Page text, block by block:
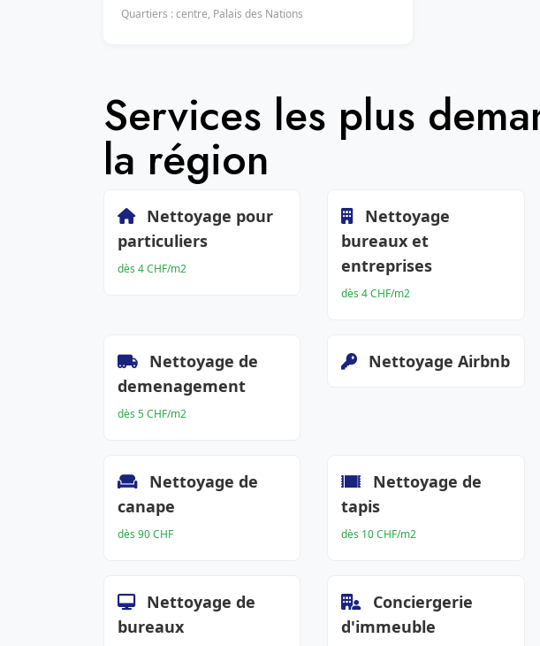
Quartiers : centre, Palais des Nations
Services les plus
la région
Nettoyage pour
particuliers
dès 4 CHF/m2
Nettoyage
bureaux et
entreprises
dès 4 CHF/m2
Nettoyage de
demenagement
dès 5 CHF/m2
Nettoyage Airbnb
Nettoyage de
canape
dès 90 CHF
Nettoyage de
tapis
dès 10 CHF/m2
Nettoyage de
bureaux
Conciergerie
d'immeuble